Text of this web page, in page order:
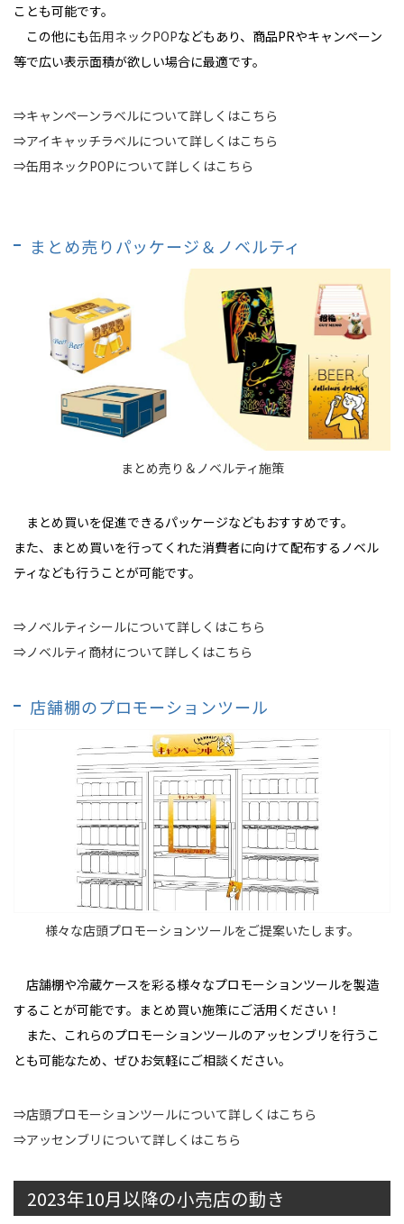
ことも可能です。
この他にも缶用ネックPOPなどもあり、商品PRやキャンペーン
等で広い表示面積が欲しい場合に最適です。
⇒キャンペーンラベルについて詳しくはこちら
⇒アイキャッチラベルについて詳しくはこちら
⇒缶用ネックPOPについて詳しくはこちら
まとめ売りパッケージ＆ノベルティ
まとめ売り＆ノベルティ施策
まとめ買いを促進できるパッケージなどもおすすめです。
また、まとめ買いを行ってくれた消費者に向けて配布するノベル
ティなども行うことが可能です。
⇒ノベルティシールについて詳しくはこちら
⇒ノベルティ商材について詳しくはこちら
店舗棚のプロモーションツール
様々な店頭プロモーションツールをご提案いたします。
店舗棚や冷蔵ケースを彩る様々なプロモーションツールを製造
することが可能です。まとめ買い施策にご活用ください！
また、これらのプロモーションツールのアッセンブリを行うこ
とも可能なため、ぜひお気軽にご相談ください。
⇒店頭プロモーションツールについて詳しくはこちら
⇒アッセンブリについて詳しくはこちら
2023年10月以降の小売店の動き